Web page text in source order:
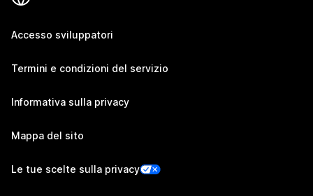
Accesso sviluppatori
Termini e condizioni del servizio
Informativa sulla privacy
Mappa del sito
Le tue scelte sulla privacy